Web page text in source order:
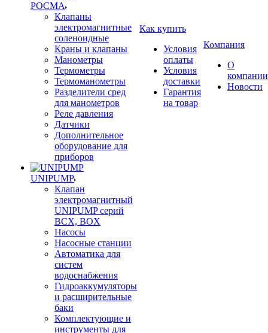
РОСМА
Клапаны
электромагнитные
соленоидные
Краны и клапаны
Манометры
Термометры
Термоманометры
Разделители сред
для манометров
Реле давления
Датчики
Дополнительное
оборудование для
приборов
UNIPUMP
Клапан
электромагнитный
UNIPUMP серий
BCX, BOX
Насосы
Насосные станции
Автоматика для
систем
водоснабжения
Гидроаккумуляторы
и расширительные
баки
Комплектующие и
инструменты для
Как купить
Условия
оплаты
Условия
доставки
Гарантия
на товар
Компания
О
компании
Новости